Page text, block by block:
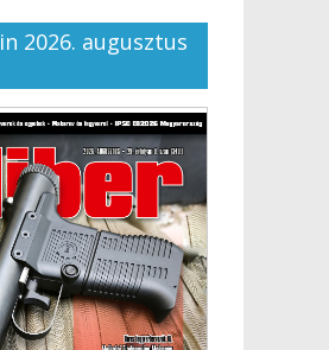
2026. augusztus